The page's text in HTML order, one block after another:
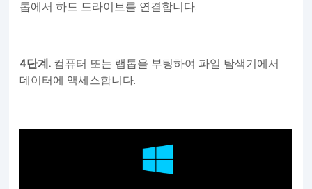
톱에서 하드 드라이브를 연결합니다.
4단계. 컴퓨터 또는 랩톱을 부팅하여 파일 탐색기에서
데이터에 액세스합니다.